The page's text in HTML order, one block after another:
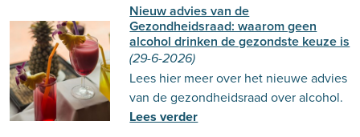
Nieuw advies van de
Gezondheidsraad: waarom geen
alcohol drinken de gezondste keuze is
(29-6-2026)
Lees hier meer over het nieuwe advies
van de gezondheidsraad over alcohol.
Lees verder